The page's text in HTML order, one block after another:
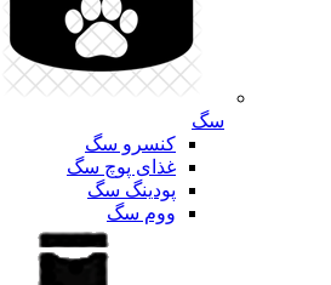
سگ
کنسرو سگ
غذای پوچ سگ
پودینگ سگ
ووم سگ